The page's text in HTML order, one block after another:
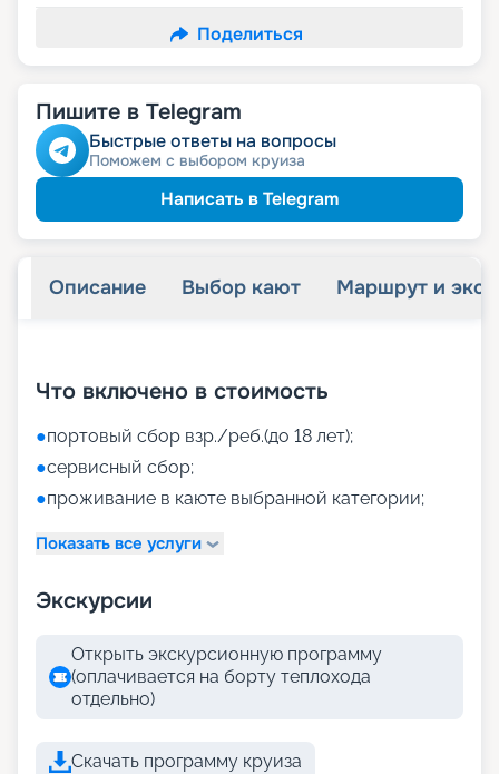
Поделиться
Пишите в Telegram
Быстрые ответы на вопросы
Поможем с выбором круиза
Написать в Telegram
Описание Выбор кают Маршрут и
Что включено в стоимость
●портовый сбор взр./реб.(до 18 лет);
●сервисный сбор;
●проживание в каюте выбранной категории;
Показать все услуги
Экскурсии
Открыть экскурсионную программу
(оплачивается на борту теплохода
отдельно)
Скачать программу круиза